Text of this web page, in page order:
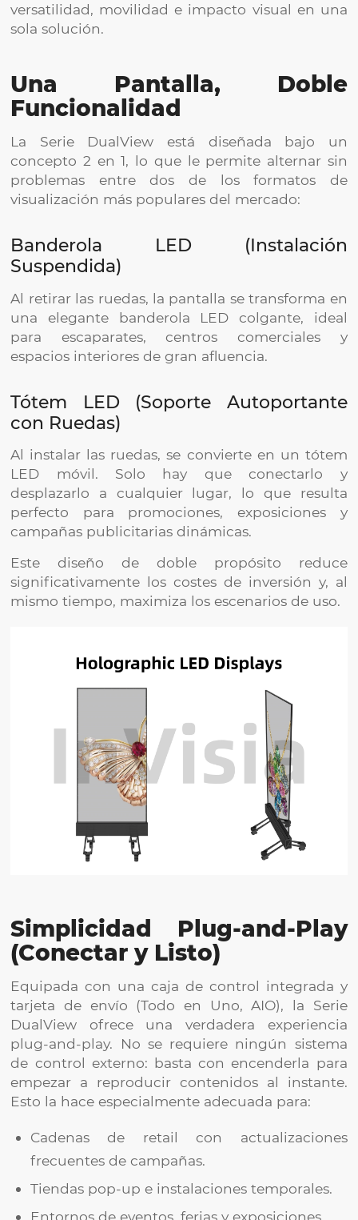
versatilidad, movilidad e impacto visual en una
sola solución.
Una Pantalla, Doble
Funcionalidad
La Serie DualView está diseñada bajo un
concepto 2 en 1, lo que le permite alternar sin
problemas entre dos de los formatos de
visualización más populares del mercado:
Banderola LED (Instalación
Suspendida)
Al retirar las ruedas, la pantalla se transforma en
una elegante banderola LED colgante, ideal
para escaparates, centros comerciales y
espacios interiores de gran afluencia.
Tótem LED (Soporte Autoportante
con Ruedas)
Al instalar las ruedas, se convierte en un tótem
LED móvil. Solo hay que conectarlo y
desplazarlo a cualquier lugar, lo que resulta
perfecto para promociones, exposiciones y
campañas publicitarias dinámicas.
Este diseño de doble propósito reduce
significativamente los costes de inversión y, al
mismo tiempo, maximiza los escenarios de uso.
Simplicidad Plug-and-Play
(Conectar y Listo)
Equipada con una caja de control integrada y
tarjeta de envío (Todo en Uno, AIO), la Serie
DualView ofrece una verdadera experiencia
plug-and-play. No se requiere ningún sistema
de control externo: basta con encenderla para
empezar a reproducir contenidos al instante.
Esto la hace especialmente adecuada para:
Cadenas de retail con actualizaciones
frecuentes de campañas.
Tiendas pop-up e instalaciones temporales.
Entornos de eventos, ferias y exposiciones.